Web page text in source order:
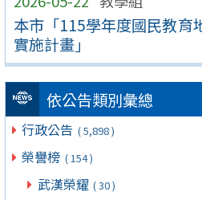
本市「115學年度國民教育
實施計畫」
依公告類別彙總
行政公告 ( 5,898 )
榮譽榜 ( 154 )
武漢榮耀 ( 30 )